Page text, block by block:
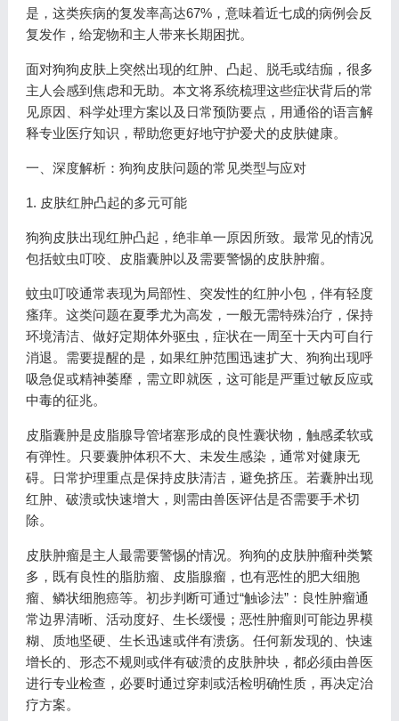
是，这类疾病的复发率高达67%，意味着近七成的病例会反
复发作，给宠物和主人带来长期困扰。
面对狗狗皮肤上突然出现的红肿、凸起、脱毛或结痂，很多
主人会感到焦虑和无助。本文将系统梳理这些症状背后的常
见原因、科学处理方案以及日常预防要点，用通俗的语言解
释专业医疗知识，帮助您更好地守护爱犬的皮肤健康。
一、深度解析：狗狗皮肤问题的常见类型与应对
1. 皮肤红肿凸起的多元可能
狗狗皮肤出现红肿凸起，绝非单一原因所致。最常见的情况
包括蚊虫叮咬、皮脂囊肿以及需要警惕的皮肤肿瘤。
蚊虫叮咬通常表现为局部性、突发性的红肿小包，伴有轻度
瘙痒。这类问题在夏季尤为高发，一般无需特殊治疗，保持
环境清洁、做好定期体外驱虫，症状在一周至十天内可自行
消退。需要提醒的是，如果红肿范围迅速扩大、狗狗出现呼
吸急促或精神萎靡，需立即就医，这可能是严重过敏反应或
中毒的征兆。
皮脂囊肿是皮脂腺导管堵塞形成的良性囊状物，触感柔软或
有弹性。只要囊肿体积不大、未发生感染，通常对健康无
碍。日常护理重点是保持皮肤清洁，避免挤压。若囊肿出现
红肿、破溃或快速增大，则需由兽医评估是否需要手术切
除。
皮肤肿瘤是主人最需要警惕的情况。狗狗的皮肤肿瘤种类繁
多，既有良性的脂肪瘤、皮脂腺瘤，也有恶性的肥大细胞
瘤、鳞状细胞癌等。初步判断可通过“触诊法”：良性肿瘤通
常边界清晰、活动度好、生长缓慢；恶性肿瘤则可能边界模
糊、质地坚硬、生长迅速或伴有溃疡。任何新发现的、快速
增长的、形态不规则或伴有破溃的皮肤肿块，都必须由兽医
进行专业检查，必要时通过穿刺或活检明确性质，再决定治
疗方案。